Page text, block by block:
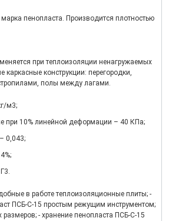
пенопласта. Производится плотностью
при теплоизоляции ненагружаемых
каркасные конструкции: перегородки,
полы между лагами.
м3;
при 10% линейной деформации – 40 КПа;
0,043;
в работе теплоизоляционные плиты; -
ПСБ-С-15 простым режущим инструментом;
размеров; - хранение пенопласта ПСБ-С-15